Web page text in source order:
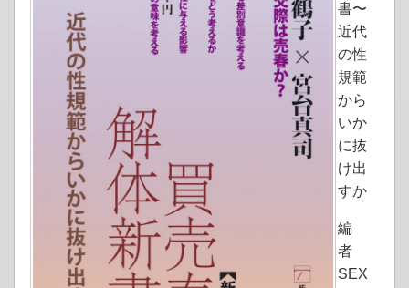
書〜
近代
の性
規範
から
いか
に抜
け出
すか
編
者
SEX